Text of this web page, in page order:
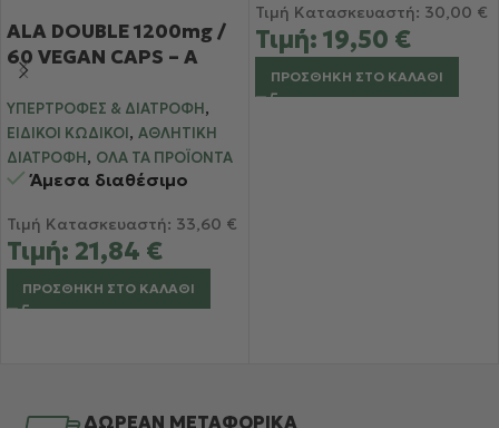
ALA DOUBLE 1200mg /
60 VEGAN CAPS – Α
Λιπωικό Οξύ για
περισσότερη Ενέργεια
ΥΠΕΡΤΡΟΦΈΣ & ΔΙΑΤΡΟΦΉ,
ΕΙΔΙΚΟΊ ΚΩΔΙΚΟΊ, ΑΘΛΗΤΙΚΉ
ΔΙΑΤΡΟΦΉ, ΌΛΑ ΤΑ ΠΡΟΪΌΝΤΑ
Άμεσα διαθέσιμο
Τιμή Κατασκευαστή: 33,60 €
Τιμή: 21,84 €
ΠΡΟΣΘΉΚΗ ΣΤΟ ΚΑΛΆΘΙ
Τιμή Κατασκευαστή: 30,00 €
Τιμή: 19,50 €
ΠΡΟΣΘΉΚΗ ΣΤΟ ΚΑΛΆΘΙ
ΔΩΡΕΑΝ ΜΕΤΑΦΟΡΙΚΑ